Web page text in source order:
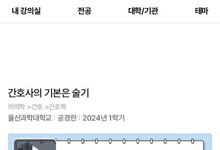
내 강의실 전공 대학/기관 테마
간호사의 기본은 술기
의약학 >간호 >간호학
울산과학대학교 공경란 2024년 1학기